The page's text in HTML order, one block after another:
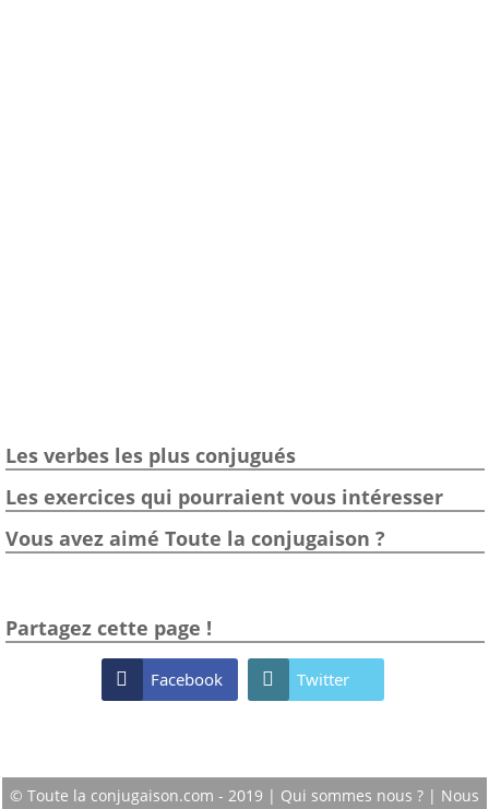
Les verbes les plus conjugués
Les exercices qui pourraient vous intéresser
Vous avez aimé Toute la conjugaison ?
Partagez cette page !
 Facebook  Twitter
© Toute la conjugaison.com - 2019 | Qui sommes nous ? | Nous